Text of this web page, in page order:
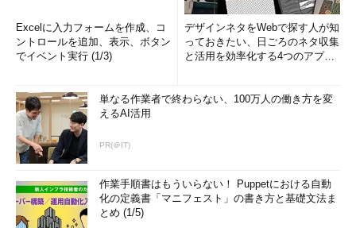
Excelに入力フォームを作成、コ
ントロールを追加、表示、ボタン
でイベント実行 (1/3)
デザインネタをWebで探す人が知
っておきたい、日ごろのネタ収集
と活用を効率化する4つのアプリ
単なる作業者で終わらない、100万人の働き方を変
えるAI活用
PR(＠IT)
作業手順書はもういらない！ Puppetにおける自動
化の定義書「マニフェスト」の書き方と基礎文法ま
とめ (1/5)